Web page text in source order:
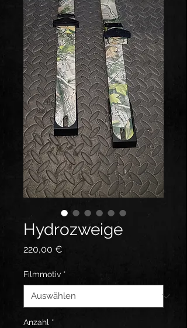
Hydrozweige
220,00 €
Filmmotiv *
Anzahl *